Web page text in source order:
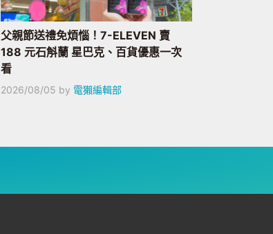
父親節送禮免煩惱！7-ELEVEN 賣
188 元石斛蘭 星巴克、百貨優惠一次
看
2026/08/05 by 電獺編輯部